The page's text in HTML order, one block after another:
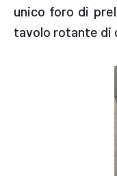
unico foro di
tavolo rotante di